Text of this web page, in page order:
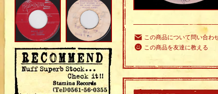
この商品について問い合わ
この商品を友達に教える